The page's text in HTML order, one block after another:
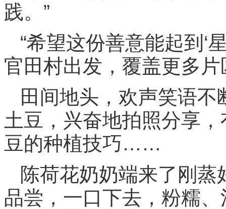
践。”
“希望这份善意能起到‘
官田村出发，覆盖更多片
田间地头，欢声笑语
土豆，兴奋地拍照分享
豆的种植技巧……
陈荷花奶奶端来了刚
品尝，一口下去，粉糯